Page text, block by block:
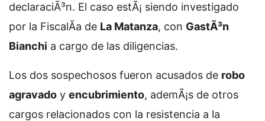
declaraciÃ³n. El caso estÃ¡ siendo investigado
por la FiscalÃ­a de La Matanza, con GastÃ³n
Bianchi a cargo de las diligencias.
Los dos sospechosos fueron acusados de robo
agravado y encubrimiento, ademÃ¡s de otros
cargos relacionados con la resistencia a la